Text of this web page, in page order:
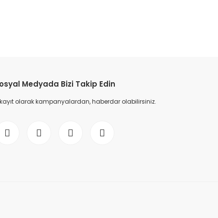
Medyada Bizi Takip Edin
olarak kampanyalardan, haberdar olabilirsiniz.